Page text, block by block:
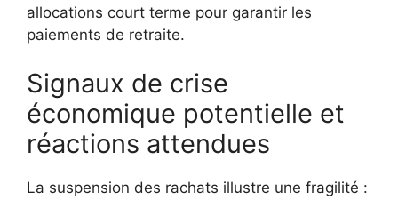
allocations court terme pour garantir les
paiements de retraite.
Signaux de crise
économique potentielle et
réactions attendues
La suspension des rachats illustre une fragilité :